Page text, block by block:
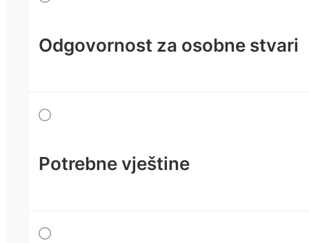
Odgovornost za osobne stvari
Potrebne vještine